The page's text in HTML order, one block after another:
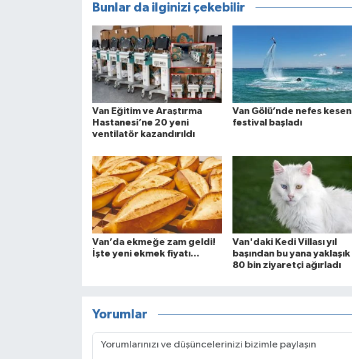
Bunlar da ilginizi çekebilir
Van Eğitim ve Araştırma
Hastanesi’ne 20 yeni
ventilatör kazandırıldı
Van Gölü’nde nefes kesen
festival başladı
Van’da ekmeğe zam geldi!
İşte yeni ekmek fiyatı...
Van'daki Kedi Villası yıl
başından bu yana yaklaşık
80 bin ziyaretçi ağırladı
Yorumlar